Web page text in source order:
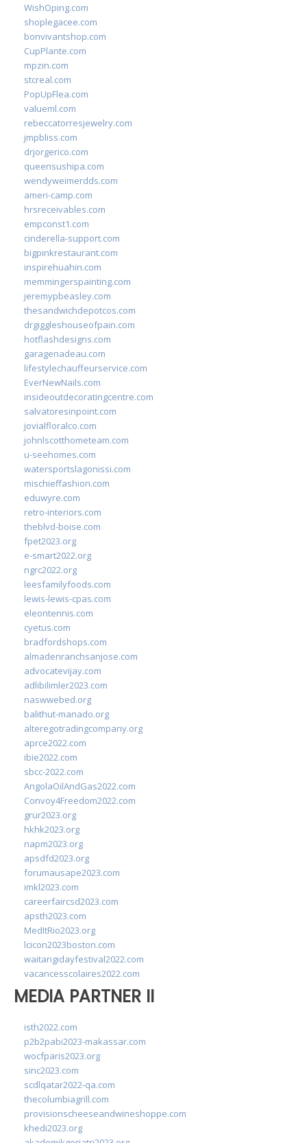
WishOping.com
shoplegacee.com
bonvivantshop.com
CupPlante.com
mpzin.com
stcreal.com
PopUpFlea.com
valueml.com
rebeccatorresjewelry.com
jmpbliss.com
drjorgerico.com
queensushipa.com
wendyweimerdds.com
ameri-camp.com
hrsreceivables.com
empconst1.com
cinderella-support.com
bigpinkrestaurant.com
inspirehuahin.com
memmingerspainting.com
jeremypbeasley.com
thesandwichdepotcos.com
drgiggleshouseofpain.com
hotflashdesigns.com
garagenadeau.com
lifestylechauffeurservice.com
EverNewNails.com
insideoutdecoratingcentre.com
salvatoresinpoint.com
jovialfloralco.com
johnlscotthometeam.com
u-seehomes.com
watersportslagonissi.com
mischieffashion.com
eduwyre.com
retro-interiors.com
theblvd-boise.com
fpet2023.org
e-smart2022.org
ngrc2022.org
leesfamilyfoods.com
lewis-lewis-cpas.com
eleontennis.com
cyetus.com
bradfordshops.com
almadenranchsanjose.com
advocatevijay.com
adlibilimler2023.com
naswwebed.org
balithut-manado.org
alteregotradingcompany.org
aprce2022.com
ibie2022.com
sbcc-2022.com
AngolaOilAndGas2022.com
Convoy4Freedom2022.com
grur2023.org
hkhk2023.org
napm2023.org
apsdfd2023.org
forumausape2023.com
imkl2023.com
careerfaircsd2023.com
apsth2023.com
MedItRio2023.org
lcicon2023boston.com
waitangidayfestival2022.com
vacancesscolaires2022.com
MEDIA PARTNER II
isth2022.com
p2b2pabi2023-makassar.com
wocfparis2023.org
sinc2023.com
scdlqatar2022-qa.com
thecolumbiagrill.com
provisionscheeseandwineshoppe.com
khedi2023.org